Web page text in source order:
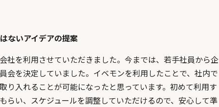
ないアイデアの提案
社を利用させていただきました。今までは、若手社員から企
会を決定していました。イベモンを利用したことで、社内で
り入れることが可能になったと思っています。初めて利用す
らい、スケジュールを調整していただけるので、安心して準